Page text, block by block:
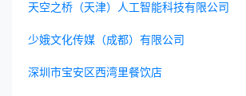
天空之桥（天津）人工智能科技有限公司
少娥文化传媒（成都）有限公司
深圳市宝安区西湾里餐饮店